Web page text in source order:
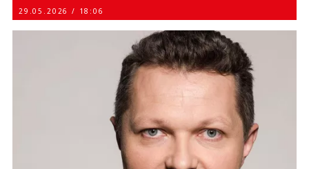
29.05.2026 / 18:06